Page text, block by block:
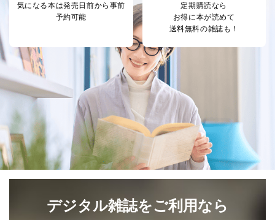
だ企業に、業務の一部として個人情報の取扱いを委
託・提供する場合、その業務に必要な範囲で委託・提
供先企業に個人情報を開示することがあります。
委託・提供先企業は具体的には以下のような企業です
が、これらに限りません。
委託先：カスタマーサポート支援会社 、クレジッ
トカード決済などの決済代行・料金回収会社、広
告配信サービス会社
提供先：出版社、出版物発売元、卸売会社、販売
店など商品の供給者、梱包会社、配送会社、新聞
販売店などの梱包・配送・配達会社
４．開示対象個人情報の「開示」「訂正」等の請求につ
いて
の通知を求められた場合には、遅滞なくこれに応じま
す。ただし、以下①～④のいずれかに該当する場合は、
気になる本は発売日前から事前
予約可能
定期購読なら
お得に本が読めて
送料無料の雑誌も！
デジタル雑誌をご利用なら